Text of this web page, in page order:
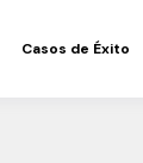
Casos de Éxito